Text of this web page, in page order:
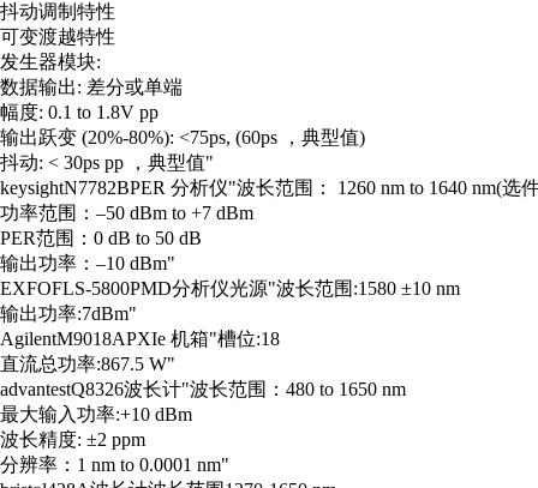
抖动调制特性
可变渡越特性
发生器模块:
数据输出: 差分或单端
幅度: 0.1 to 1.8V pp
输出跃变 (20%-80%): <75ps, (60ps ，典型值)
抖动: < 30ps pp ，典型值"
keysightN7782BPER 分析仪"波长范围： 1260 nm to 1640 nm(选
功率范围：–50 dBm to +7 dBm
PER范围：0 dB to 50 dB
输出功率：–10 dBm"
EXFOFLS-5800PMD分析仪光源"波长范围:1580 ±10 nm
输出功率:7dBm"
AgilentM9018APXIe 机箱"槽位:18
直流总功率:867.5 W"
advantestQ8326波长计"波长范围：480 to 1650 nm
最大输入功率:+10 dBm
波长精度: ±2 ppm
分辨率：1 nm to 0.0001 nm"